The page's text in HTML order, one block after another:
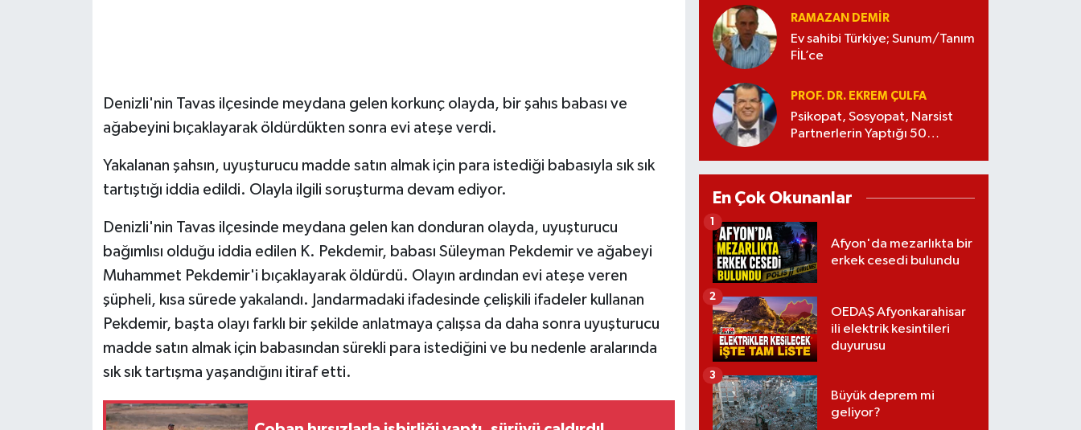
Denizli'nin Tavas ilçesinde meydana gelen korkunç olayda, bir şahıs babası ve
ağabeyini bıçaklayarak öldürdükten sonra evi ateşe verdi.
Yakalanan şahsın, uyuşturucu madde satın almak için para istediği babasıyla sık sık
tartıştığı iddia edildi. Olayla ilgili soruşturma devam ediyor.
Denizli'nin Tavas ilçesinde meydana gelen kan donduran olayda, uyuşturucu
bağımlısı olduğu iddia edilen K. Pekdemir, babası Süleyman Pekdemir ve ağabeyi
Muhammet Pekdemir'i bıçaklayarak öldürdü. Olayın ardından evi ateşe veren
şüpheli, kısa sürede yakalandı. Jandarmadaki ifadesinde çelişkili ifadeler kullanan
Pekdemir, başta olayı farklı bir şekilde anlatmaya çalışsa da daha sonra uyuşturucu
madde satın almak için babasından sürekli para istediğini ve bu nedenle aralarında
sık sık tartışma yaşandığını itiraf etti.
RAMAZAN DEMİR
Ev sahibi Türkiye; Sunum/Tanım
FİL’ce
PROF. DR. EKREM ÇULFA
Psikopat, Sosyopat, Narsist
Partnerlerin Yaptığı 50
En Çok Okunanlar
Afyon'da mezarlıkta bir
erkek cesedi bulundu
1
OEDAŞ Afyonkarahisar
ili elektrik kesintileri
duyurusu
2
Büyük deprem mi
geliyor?
3